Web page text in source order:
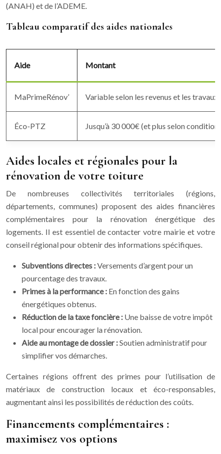
(ANAH) et de l’ADEME.
Tableau comparatif des aides nationales
Aide Montant
MaPrimeRénov’ Variable selon les revenus et les travaux
Éco-PTZ Jusqu’à 30 000€ (et plus selon
Aides locales et régionales pour la
rénovation de votre toiture
De nombreuses collectivités territoriales (régions,
départements, communes) proposent des aides financières
complémentaires pour la rénovation énergétique des
logements. Il est essentiel de contacter votre mairie et votre
conseil régional pour obtenir des informations spécifiques.
Subventions directes :Versements d’argent pour un
pourcentage des travaux.
Primes à la performance : En fonction des gains
énergétiques obtenus.
Réduction de la taxe foncière : Une baisse de votre impôt
local pour encourager la rénovation.
Aide au montage de dossier :Soutien administratif pour
simplifier vos démarches.
Certaines régions offrent des primes pour l’utilisation de
matériaux de construction locaux et éco-responsables,
augmentant ainsi les possibilités de réduction des coûts.
Financements complémentaires :
maximisez vos options